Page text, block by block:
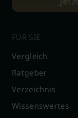
FÜR SIE
Vergleich
Ratgeber
Verzeichnis
Wissenswertes